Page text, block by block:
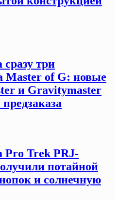
сразу три
of G: новые
и Gravitymaster
Pro Trek PRJ-
потайной
и солнечную